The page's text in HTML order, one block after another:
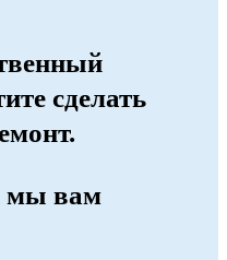
сделать
мы вам